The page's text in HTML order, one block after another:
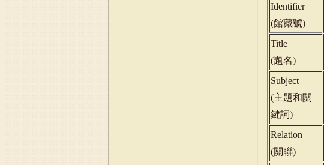
Identifier
(館藏號)
Title
(題名)
Subject
(主題和關
鍵詞)
Relation
(關聯)